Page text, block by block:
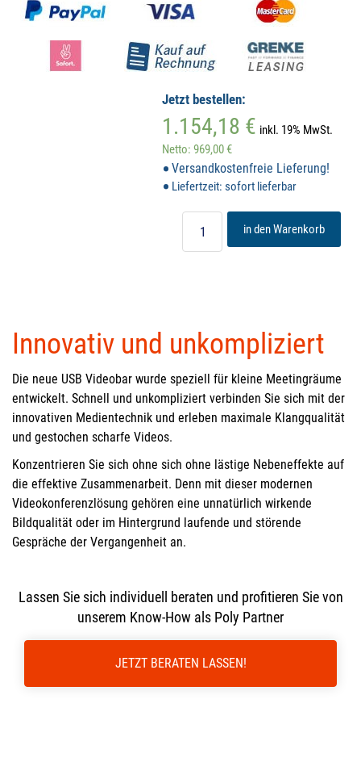
Jetzt bestellen:
1.154,18 € inkl. 19% MwSt.
Netto: 969,00 €
Versandkostenfreie Lieferung!
Liefertzeit: sofort lieferbar
in den Warenkorb
Innovativ und unkompliziert
Die neue USB Videobar wurde speziell für kleine Meetingräume
entwickelt. Schnell und unkompliziert verbinden Sie sich mit der
innovativen Medientechnik und erleben maximale Klangqualität
und gestochen scharfe Videos.
Konzentrieren Sie sich ohne sich ohne lästige Nebeneffekte auf
die effektive Zusammenarbeit. Denn mit dieser modernen
Videokonferenzlösung gehören eine unnatürlich wirkende
Bildqualität oder im Hintergrund laufende und störende
Gespräche der Vergangenheit an.
Lassen Sie sich individuell beraten und profitieren Sie von
unserem Know-How als Poly Partner
JETZT BERATEN LASSEN!